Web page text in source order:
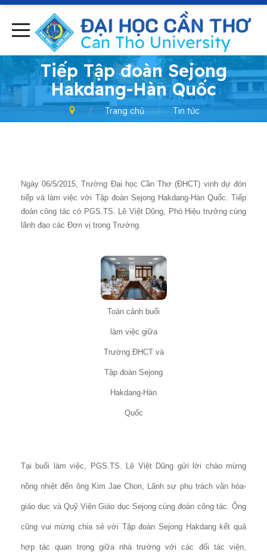
-
Tiếp Tập đoàn Sejong
Hakdang-Hàn Quốc
Trang chủ Tin tức
Ngày 06/5/2015, Trường Đại học Cần Thơ (ĐHCT) vinh dự đón
tiếp và làm việc với Tập đoàn Sejong Hakdang-Hàn Quốc. Tiếp
đoàn công tác có PGS.TS. Lê Việt Dũng, Phó Hiệu trưởng cùng
lãnh đạo các Đơn vị trong Trường.
Toàn cảnh buổi
làm việc giữa
Trường ĐHCT và
Tập đoàn Sejong
Hakdang-Hàn
Quốc
Tại buổi làm việc, PGS.TS. Lê Việt Dũng gửi lời chào mừng
nồng nhiệt đến ông Kim Jae Chon, Lãnh sự phụ trách văn hóa-
giáo dục và Quỹ Viện Giáo dục Sejong cùng đoàn công tác. Ông
cũng vui mừng chia sẻ với Tập đoàn Sejong Hakdang kết quả
hợp tác quan trọng giữa nhà trường với các đối tác viện,